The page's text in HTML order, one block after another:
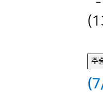
-
주